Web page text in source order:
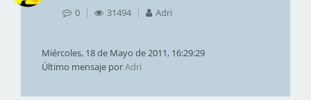
0 31494 Adri
Miércoles, 18 de Mayo de 2011, 16:29:29
Último mensaje porAdri